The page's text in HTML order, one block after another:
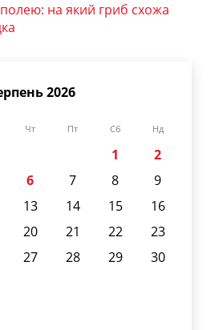
на який гриб схожа
2026
Чт Пт Сб Нд
1
2
6 7 8
9
13 14 15
16
20 21 22
23
27 28 29
30